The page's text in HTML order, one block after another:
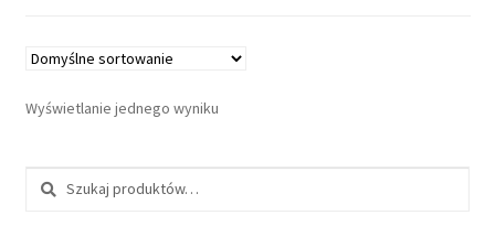
Wyświetlanie jednego wyniku
Szukaj: